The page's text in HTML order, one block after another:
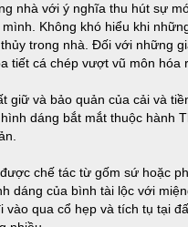
nhà với ý nghĩa thu hút sự
Không khó hiểu khi
trong nhà. Đối với những
tiết cá chép vượt vũ môn hóa
giữ và bảo quản của cải và
dáng bắt mắt thuộc hành
chế tác từ gốm sứ hoặc
dáng của bình tài lộc với
vào qua cổ hẹp và tích tụ tại